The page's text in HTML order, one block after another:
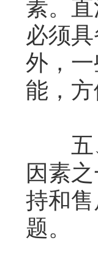
素。
必须
外，
能，
五、
因素
持和
题。